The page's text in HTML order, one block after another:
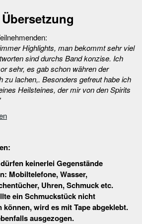
Highlights, man bekommt sehr viel
sind durchs Band konzise. Ich
sehr, es gab schon währen der
zu lachen,. Besonders gefreut habe ich
Heilsteines, der mir von den Spirits
keinerlei Gegenstände
Mobiltelefone, Wasser,
Uhren, Schmuck etc.
ein Schmuckstück nicht
können, wird es mit Tape abgeklebt.
ausgezogen.